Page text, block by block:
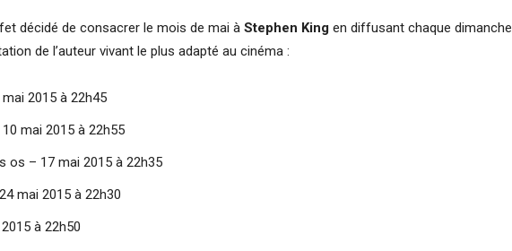
décidé de consacrer le mois de mai à Stephen King en diffusant chaque dimanche
de l’auteur vivant le plus adapté au cinéma :
2015 à 22h45
mai 2015 à 22h55
os – 17 mai 2015 à 22h35
mai 2015 à 22h30
à 22h50